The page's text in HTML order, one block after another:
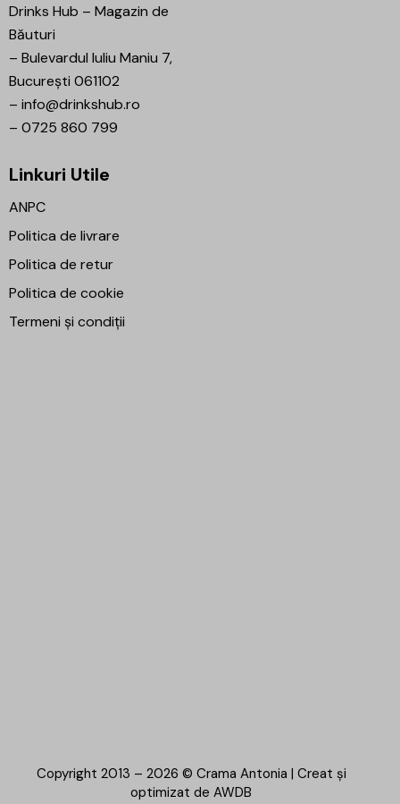
Drinks Hub – Magazin de
Băuturi
– Bulevardul Iuliu Maniu 7,
București 061102
– info@drinkshub.ro
– 0725 860 799
Linkuri Utile
ANPC
Politica de livrare
Politica de retur
Politica de cookie
Termeni și condiții
Copyright 2013 – 2026 © Crama Antonia | Creat și
optimizat de AWDB